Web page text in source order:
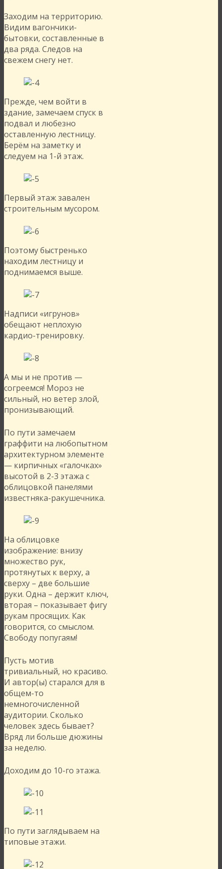
Заходим на территорию.
Видим вагончики-
бытовки, составленные в
два ряда. Следов на
свежем снегу нет.
Прежде, чем войти в
здание, замечаем спуск в
подвал и любезно
оставленную лестницу.
Берём на заметку и
следуем на 1-й этаж.
Первый этаж завален
строительным мусором.
Поэтому быстренько
находим лестницу и
поднимаемся выше.
Надписи «игрунов»
обещают неплохую
кардио-тренировку.
А мы и не против —
согреемся! Мороз не
сильный, но ветер злой,
пронизывающий.
По пути замечаем
граффити на любопытном
архитектурном элементе
— кирпичных «галочках»
высотой в 2-3 этажа с
облицовкой панелями
известняка-ракушечника.
На облицовке
изображение: внизу
множество рук,
протянутых к верху, а
сверху – две большие
руки. Одна – держит ключ,
вторая – показывает фигу
рукам просящих. Как
говорится, со смыслом.
Свободу попугаям!
Пусть мотив
тривиальный, но красиво.
И автор(ы) старался для в
общем-то
немногочисленной
аудитории. Сколько
человек здесь бывает?
Вряд ли больше дюжины
за неделю.
Доходим до 10-го этажа.
По пути заглядываем на
типовые этажи.